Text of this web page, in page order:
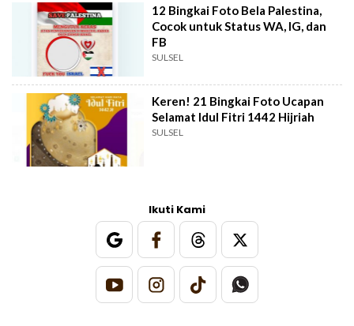
12 Bingkai Foto Bela Palestina,
Cocok untuk Status WA, IG, dan
FB
SULSEL
Keren! 21 Bingkai Foto Ucapan
Selamat Idul Fitri 1442 Hijriah
SULSEL
Ikuti Kami